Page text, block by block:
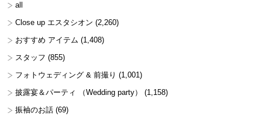
all
Close up エスタシオン (2,260)
おすすめ アイテム (1,408)
スタッフ (855)
フォトウェディング & 前撮り (1,001)
披露宴＆パーティ （Wedding party）
(1,158)
振袖のお話 (69)